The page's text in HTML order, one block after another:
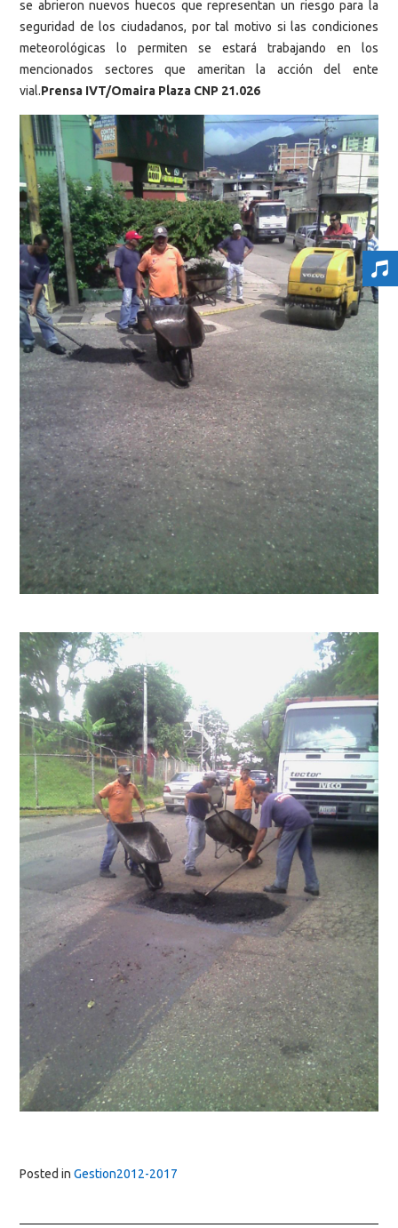
se abrieron nuevos huecos que representan un riesgo para la
seguridad de los ciudadanos, por tal motivo si las condiciones
meteorológicas lo permiten se estará trabajando en los
mencionados sectores que ameritan la acción del ente
vial.Prensa IVT/Omaira Plaza CNP 21.026
Posted in Gestion2012-2017